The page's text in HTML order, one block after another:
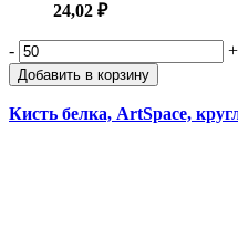
24,02 ₽
- +
Добавить в корзину
Кисть белка, ArtSpace,